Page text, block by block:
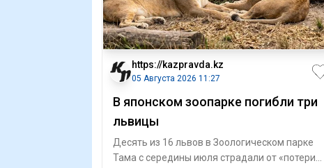
https://kazpravda.kz
05 Августа 2026 11:27
В японском зоопарке погибли три
львицы
Десять из 16 львов в Зоологическом парке
Тама с середины июля страдали от «потери